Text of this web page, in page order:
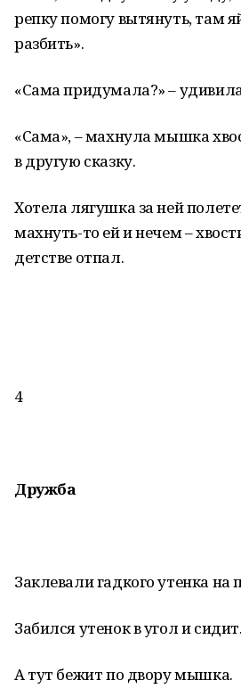
репку помогу вытянуть, там
разбить».
«Сама придумала?» –
«Сама», – махнула мышка
в другую сказку.
Хотела лягушка за ней
махнуть-то ей и нечем –
детстве отпал.
4
Дружба
Заклевали гадкого утенка на
Забился утенок в угол и сидит.
А тут бежит по двору мышка.